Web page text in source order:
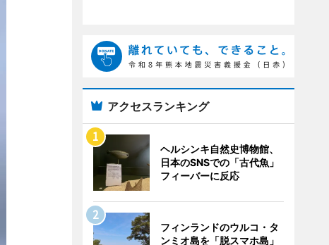
アクセスランキング
ヘルシンキ自然史博物館、
日本のSNSでの「古代魚」
フィーバーに反応
フィンランドのウルコ・タ
ンミオ島を「脱スマホ島」